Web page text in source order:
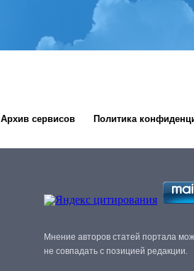
Архив сервисов Политика
Мнение авторов статей портала
не совпадать с позицией редакции.